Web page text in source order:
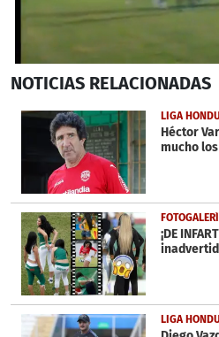
seconds
14
seconds
NOTICIAS RELACIONADAS
LIGA
Héctor
mucho
¡DE
LIGA